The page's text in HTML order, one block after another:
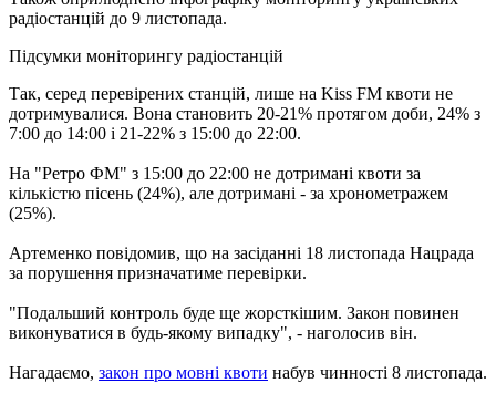
радіостанцій до 9 листопада.
Підсумки моніторингу радіостанцій
Так, серед перевірених станцій, лише на Kiss FM квоти не
дотримувалися. Вона становить 20-21% протягом доби, 24% з
7:00 до 14:00 і 21-22% з 15:00 до 22:00.
На "Ретро ФМ" з 15:00 до 22:00 не дотримані квоти за
кількістю пісень (24%), але дотримані - за хронометражем
(25%).
Артеменко повідомив, що на засіданні 18 листопада Нацрада
за порушення призначатиме перевірки.
"Подальший контроль буде ще жорсткішим. Закон повинен
виконуватися в будь-якому випадку", - наголосив він.
Нагадаємо, закон про мовні квоти набув чинності 8 листопада.